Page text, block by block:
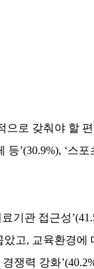
로 갖춰야 할
’(30.9%), ‘스
관 접근성
고, 교육환경
쟁력 강화